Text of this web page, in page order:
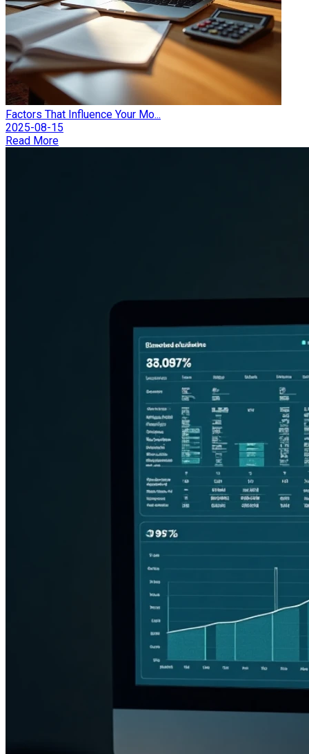
Factors That Influence Your Mo...
2025-08-15
Read More